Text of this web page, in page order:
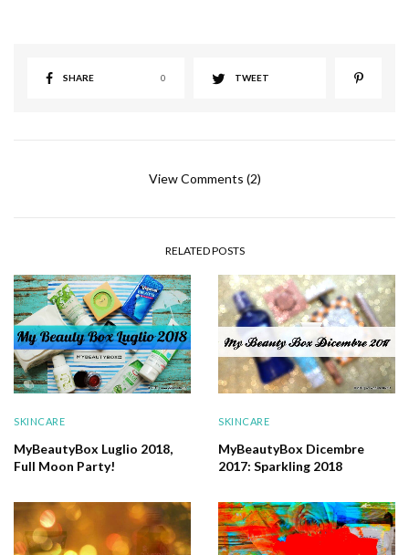
SHARE 0 TWEET
View Comments (2)
RELATED POSTS
SKINCARE
MyBeautyBox Luglio 2018,
Full Moon Party!
SKINCARE
MyBeautyBox Dicembre
2017: Sparkling 2018